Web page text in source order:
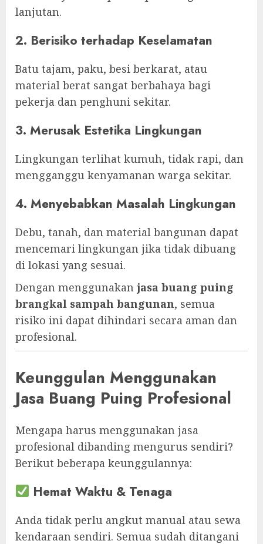
lanjutan.
2. Berisiko terhadap Keselamatan
Batu tajam, paku, besi berkarat, atau
material berat sangat berbahaya bagi
pekerja dan penghuni sekitar.
3. Merusak Estetika Lingkungan
Lingkungan terlihat kumuh, tidak rapi, dan
mengganggu kenyamanan warga sekitar.
4. Menyebabkan Masalah Lingkungan
Debu, tanah, dan material bangunan dapat
mencemari lingkungan jika tidak dibuang
di lokasi yang sesuai.
Dengan menggunakan jasa buang puing
brangkal sampah bangunan, semua
risiko ini dapat dihindari secara aman dan
profesional.
Keunggulan Menggunakan
Jasa Buang Puing Profesional
Mengapa harus menggunakan jasa
profesional dibanding mengurus sendiri?
Berikut beberapa keunggulannya:
Hemat Waktu & Tenaga
Anda tidak perlu angkut manual atau sewa
kendaraan sendiri. Semua sudah ditangani